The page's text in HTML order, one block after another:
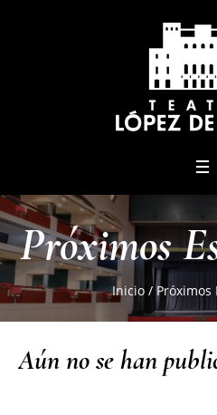
Próximos
Inicio / Próximos
Aún no se han